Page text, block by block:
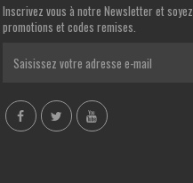
Inscrivez vous à notre Newsletter et
promotions et codes remises.